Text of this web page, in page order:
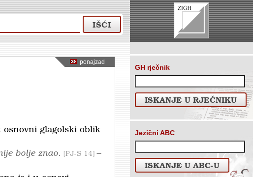
IŠĆI
ponajzad
osnovni glagolski oblik
bolje znao. PJ-S 14 –
GH rječnik
ISKANJE U RJEČNIKU
Jezični ABC
ISKANJE U ABC-U